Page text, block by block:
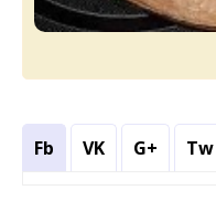
Fb VK G+ Tw